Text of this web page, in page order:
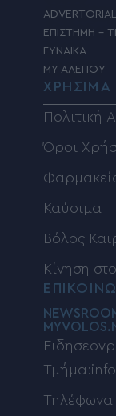
ADVERTORIAL
ΕΠΙΣΤΗΜΗ –
ΓΥΝΑΙΚΑ
MY ΑΛΕΠΟΥ
ΧΡΗΣΙΜΑ
Πολιτική
Όροι
Καύσιμα
Βόλος
Κίνηση
Τηλέφωνα